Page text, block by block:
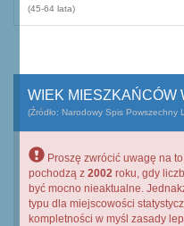
(45-64 lata)
WIEK MIESZKAŃCÓW
(Źródło: Narodowy Spis Powszechny
Proszę zwrócić uwagę na
pochodzą z 2002 roku, gdy
być mocno nieaktualne.
typu dla miejscowości
kompletności w myśl zasady